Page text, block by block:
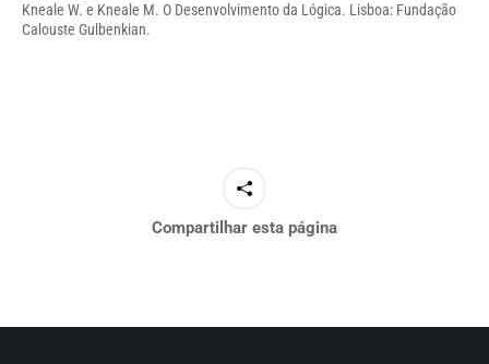
Kneale W. e Kneale M. O Desenvolvimento da Lógica. Lisboa: Fundação
Calouste Gulbenkian.
Compartilhar esta página